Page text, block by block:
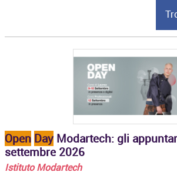
Open Day Modartech: gli
settembre 2026
Istituto Modartech